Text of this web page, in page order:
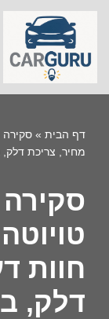
Skip
to
content
דף הבית »
מחיר, צריכת דלק,
חוות
דלק,